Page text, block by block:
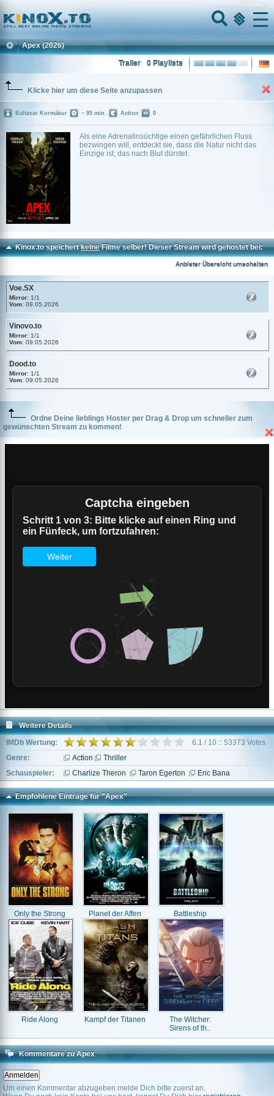
Home
Menu
Apex (2026)
0 Playlists
Trailer
Klicke hier um diese Seite anzupassen
Als eine Adrenalinsüchtige einen gefährlichen Fluss
bezwingen will, entdeckt sie, dass die Natur nicht das
Einzige ist, das nach Blut dürstet.
Baltasar Kormákur ~ 95 min. Action 0
Kinox.to speichertkeineFilme selber! Dieser Stream wird gehostet bei:
Anbieter Übersicht umschalten
Voe.SX
Mirror: 1/1
Vom: 09.05.2026
Vinovo.to
Mirror: 1/1
Vom: 09.05.2026
Dood.to
Mirror: 1/1
Vom: 09.05.2026
Ordne Deine lieblings Hoster per Drag & Drop um schneller zum
gewünschten Stream zu kommen!
Weitere Details
IMDb Wertung:
6.1 / 10 :: 53373 Votes
Genre:
Action
Thriller
Schauspieler:
Charlize Theron Taron Egerton Eric Bana
Empfohlene Einträge für "Apex"
Only the Strong Planet der Affen Battleship
Ride Along Kampf der Titanen
The Witcher:
Sirens of th..
Kommentare zu Apex
Um einen Kommentar abzugeben melde Dich bitte zuerst an.